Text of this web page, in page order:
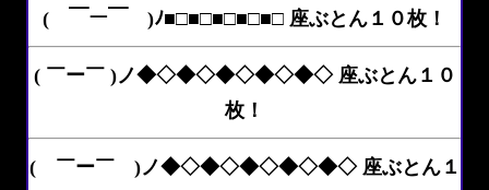
( ￣ー￣ )ﾉ■□■□■□■□■□ 座ぶとん１０枚！
( ￣ー￣ )ノ◆◇◆◇◆◇◆◇◆◇ 座ぶとん１０
枚！
( ￣ー￣ )ノ◆◇◆◇◆◇◆◇◆◇ 座ぶとん１